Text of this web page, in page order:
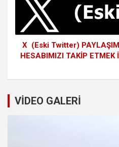
X (Eski Twitter)
HESABIMIZI TAKİP ETMEK
VİDEO GALERİ